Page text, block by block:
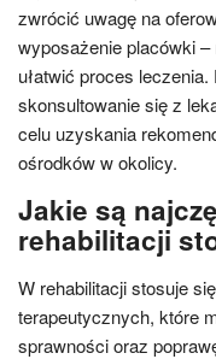
zwrócić uwagę na
wyposażenie placówki
ułatwić proces
skonsultowanie się z
celu uzyskania
ośrodków w okolicy.
Jakie są
rehabilitacji
W rehabilitacji stosuje
terapeutycznych, które
sprawności oraz